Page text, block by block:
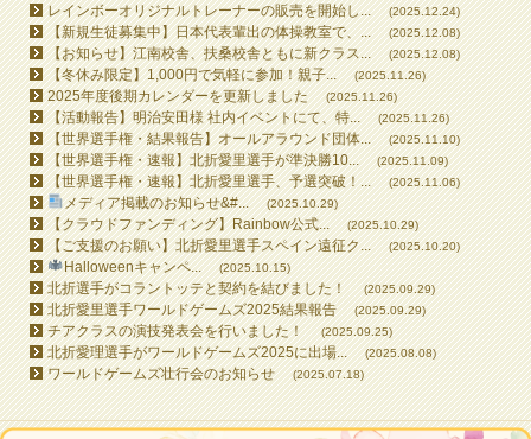
レインボーオリジナルトレーナーの販売を開始し... (2025.12.24)
【新規生徒募集中】日本代表輩出の体操教室で、... (2025.12.08)
【お知らせ】江南校舎、扶桑校舎ともに新クラス... (2025.12.08)
【冬休み限定】1,000円で気軽に参加！親子... (2025.11.26)
2025年度後期カレンダーを更新しました (2025.11.26)
【活動報告】明治安田様 社内イベントにて、特... (2025.11.26)
【世界選手権・結果報告】オールアラウンド団体... (2025.11.10)
【世界選手権・速報】北折愛里選手が準決勝10... (2025.11.09)
【世界選手権・速報】北折愛里選手、予選突破！... (2025.11.06)
メディア掲載のお知らせ&#... (2025.10.29)
【クラウドファンディング】Rainbow公式... (2025.10.29)
【ご支援のお願い】北折愛里選手スペイン遠征ク... (2025.10.20)
Halloweenキャンペ... (2025.10.15)
北折選手がコラントッテと契約を結びました！ (2025.09.29)
北折愛里選手ワールドゲームズ2025結果報告 (2025.09.29)
チアクラスの演技発表会を行いました！ (2025.09.25)
北折愛理選手がワールドゲームズ2025に出場... (2025.08.08)
ワールドゲームズ壮行会のお知らせ (2025.07.18)